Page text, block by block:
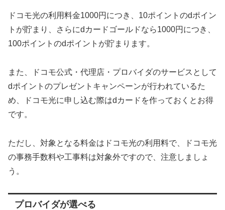
ドコモ光の利用料金1000円につき、10ポイントのdポイン
トが貯まり、さらにdカードゴールドなら1000円につき、
100ポイントのdポイントが貯まります。
また、ドコモ公式・代理店・プロバイダのサービスとして
dポイントのプレゼントキャンペーンが行われているた
め、ドコモ光に申し込む際はdカードを作っておくとお得
です。
ただし、対象となる料金はドコモ光の利用料で、ドコモ光
の事務手数料や工事料は対象外ですので、注意しましょ
う。
プロバイダが選べる